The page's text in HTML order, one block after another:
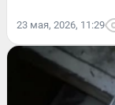
23 мая, 2026, 11:29